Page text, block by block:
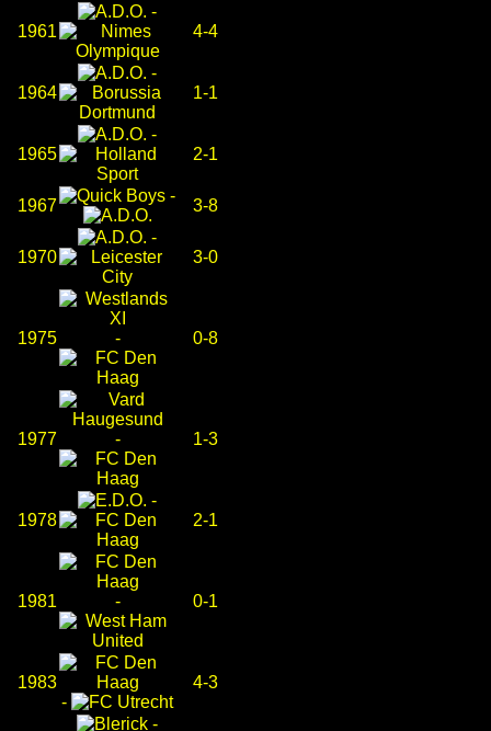
1961
-
4-4
1964
-
1-1
1965
-
2-1
1967
-
3-8
1970
-
3-0
1975 - 0-8
1977 - 1-3
1978
-
2-1
1981 - 0-1
1983
-
4-3
-